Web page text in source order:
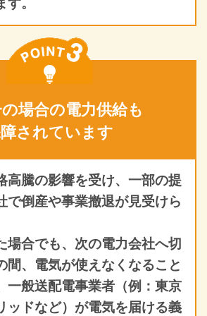
場合の電力供給も
されています
高騰の影響を受け、一部の提
で倒産や事業撤退が見受けら
場合でも、次の電力会社へ切
間、電気が使えなくなること
一般送配電事業者（例：東京
ッドなど）が電気を届ける義